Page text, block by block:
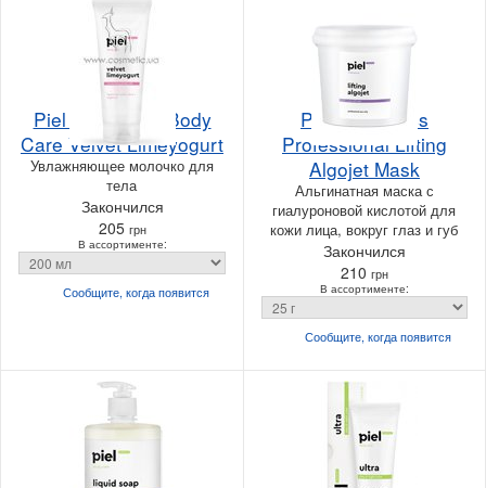
Piel Cosmetics Body
Care Velvet Limeyogurt
Увлажняющее молочко для
тела
Закончился
205 грн
В ассортименте:
Сообщите, когдапоявится
Piel Cosmetics
Professional Lifting
Algojet Mask
Альгинатная маска с
гиалуроновой кислотой для
кожи лица, вокруг глаз и губ
Закончился
210 грн
В ассортименте:
Сообщите, когдапоявится